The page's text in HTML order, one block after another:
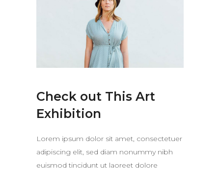
Check out This Art
Exhibition
Lorem ipsum dolor sit amet, consectetuer
adipiscing elit, sed diam nonummy nibh
euismod tincidunt ut laoreet dolore